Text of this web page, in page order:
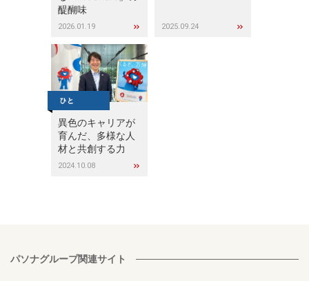
醍醐味
2026.01.19 2025.09.24
異色のキャリアが
育んだ、多様な人
材と共創する力
2024.10.08
パソナグループ関連サイト